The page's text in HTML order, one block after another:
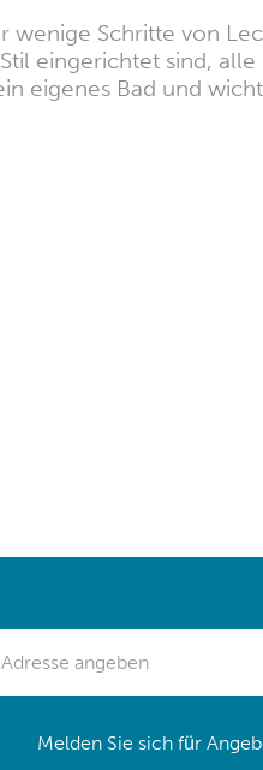
Schritte von
eingerichtet sind,
eigenes Bad und
Melden Sie sich für